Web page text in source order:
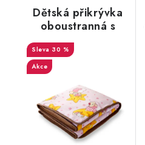
Dětská přikrývka
oboustranná s
velbloudí vlnou,
tmavě
hnědá/růžová
30 %
Akce